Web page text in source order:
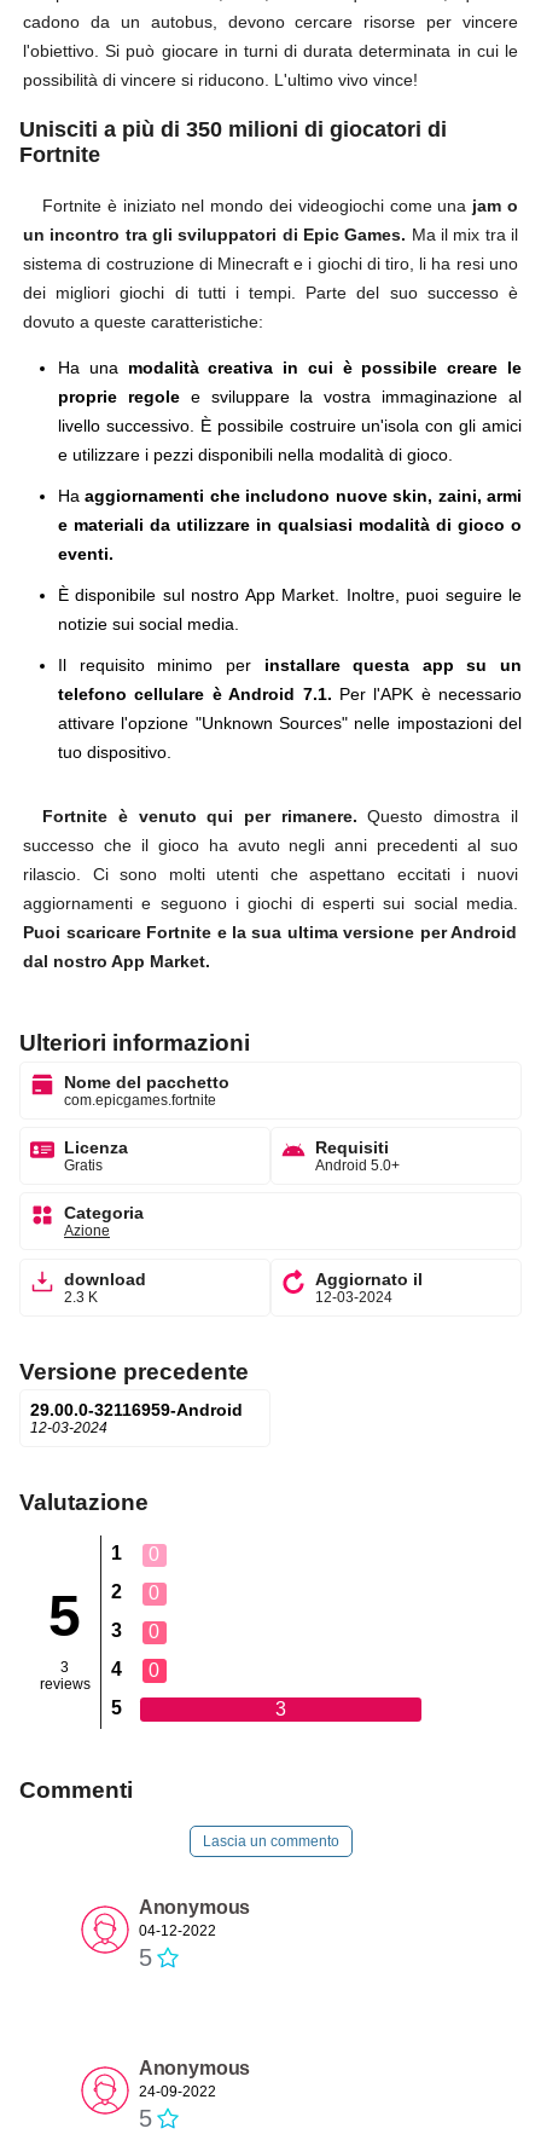
cadono da un autobus, devono cercare risorse per vincere
l'obiettivo. Si può giocare in turni di durata determinata in cui le
possibilità di vincere si riducono. L'ultimo vivo vince!
Unisciti a più di 350 milioni di giocatori di
Fortnite
Fortnite è iniziato nel mondo dei videogiochi come una jam o
un incontro tra gli sviluppatori di Epic Games. Ma il mix tra il
sistema di costruzione di Minecraft e i giochi di tiro, li ha resi uno
dei migliori giochi di tutti i tempi. Parte del suo successo è
dovuto a queste caratteristiche:
Ha una modalità creativa in cui è possibile creare le
proprie regole e sviluppare la vostra immaginazione al
livello successivo. È possibile costruire un'isola con gli amici
e utilizzare i pezzi disponibili nella modalità di gioco.
Haaggiornamenti che includono nuove skin, zaini, armi
e materiali da utilizzare in qualsiasi modalità di gioco o
eventi.
È disponibile sul nostro App Market. Inoltre, puoi seguire le
notizie sui social media.
Il requisito minimo per installare questa app su un
telefono cellulare è Android 7.1. Per l'APK è necessario
attivare l'opzione "Unknown Sources" nelle impostazioni del
tuo dispositivo.
Fortnite è venuto qui per rimanere. Questo dimostra il
successo che il gioco ha avuto negli anni precedenti al suo
rilascio. Ci sono molti utenti che aspettano eccitati i nuovi
aggiornamenti e seguono i giochi di esperti sui social media.
Puoi scaricare Fortnite e la sua ultima versione per Android
dal nostro App Market.
Ulteriori informazioni
Nome del pacchetto
com.epicgames.fortnite
Licenza
Gratis
Requisiti
Android 5.0+
Categoria
Azione
download
2.3 K
Aggiornato il
12-03-2024
Versione precedente
29.00.0-32116959-Android
12-03-2024
Valutazione
5
3
reviews
1
0
2
0
3
0
4
0
5
3
Commenti
Lascia un commento
Anonymous
04-12-2022
5
Anonymous
24-09-2022
5